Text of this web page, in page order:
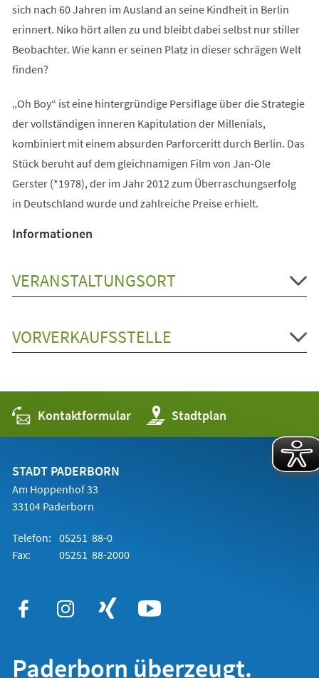
sich nach 60 Jahren im Ausland an seine Kindheit in Berlin
erinnert. Niko hört allen zu und bleibt dabei selbst nur stiller
Beobachter. Wie kann er seinen Platz in dieser schrägen Welt
finden?
„Oh Boy“ ist eine hintergründige Persiflage über die Strategie
der vollständigen inneren Kapitulation der Millenials,
kombiniert mit einem absurden Parforceritt durch Berlin. Das
Stück beruht auf dem gleichnamigen Film von Jan-Ole
Gerster (*1978), der im Jahr 2012 zum Überraschungserfolg
in Deutschland wurde und zahlreiche Preise erhielt.
Informationen
VERANSTALTUNGSORT
VORVERKAUFSSTELLE
Kontaktformular Stadtplan
(Öffnet
in
einem
STADT PADERBORN
Am Hoppenhof 33
33104 Paderborn
Telefon: 05251 88-0
Fax:
05251 88-2000
Paderborn überzeugt.